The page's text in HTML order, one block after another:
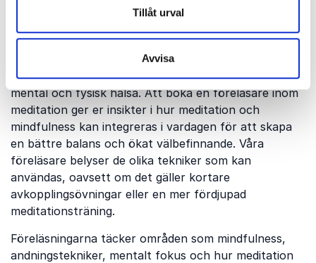
Tillåt urval
Avvisa
Meditation är en metod för att skapa inre lugn,
sinnet på medveten närvaro och avslappning. I en
värld där tempot ofta är högt och kraven många är
meditation ett värdefullt verktyg för att stärka både
mental och fysisk hälsa. Att boka en föreläsare inom
meditation ger er insikter i hur meditation och
mindfulness kan integreras i vardagen för att skapa
en bättre balans och ökat välbefinnande. Våra
föreläsare belyser de olika tekniker som kan
användas, oavsett om det gäller kortare
avkopplingsövningar eller en mer fördjupad
meditationsträning.
Föreläsningarna täcker områden som mindfulness,
andningstekniker, mentalt fokus och hur meditation